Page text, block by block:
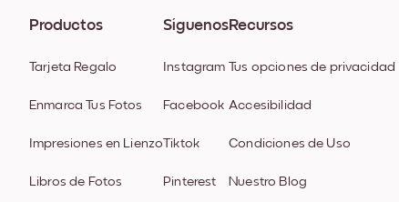
Productos
Tarjeta Regalo
Enmarca Tus Fotos
Impresiones en Lienzo
Libros de Fotos
Síguenos
Instagram
Facebook
Tiktok
Pinterest
Recursos
Tus opciones de privacidad
Accesibilidad
Condiciones de Uso
Nuestro Blog